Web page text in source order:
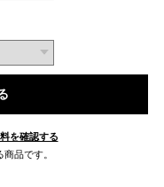
を確認する
品です。